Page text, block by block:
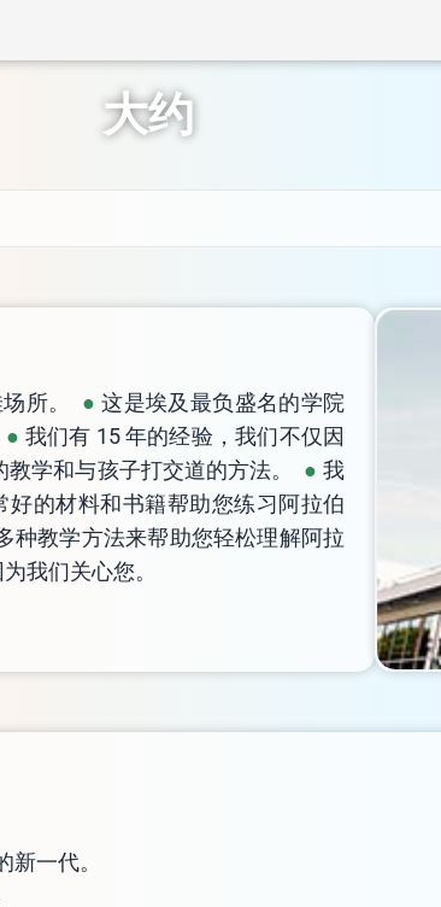
大约
所。
这是埃及最负盛名的学院
我们有 15 年的经验，我们不仅因
学和与孩子打交道的方法。
我
好的材料和书籍帮助您练习阿拉伯
种教学方法来帮助您轻松理解阿拉
我们关心您。
一代。